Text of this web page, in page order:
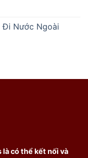
Đi Nước Ngoài
là có thể kết nối và